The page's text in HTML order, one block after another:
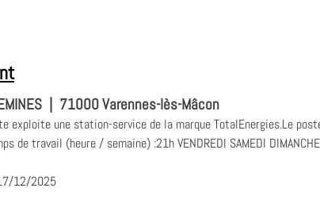
| 71000 Varennes-lès-Mâcon
exploite une station-service de la marque TotalEnergies.Le
de travail (heure / semaine) :21h VENDREDI SAMEDI DIMANCHE
12/2025